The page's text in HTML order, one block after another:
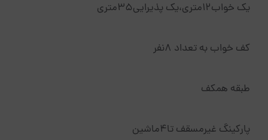
یک خواب۱۲متری،یک پذیرایی۳۵متری
کف خواب به تعداد ۸نفر
طبقه همکف
پارکینگ غیرمسقف تا۴ماشین